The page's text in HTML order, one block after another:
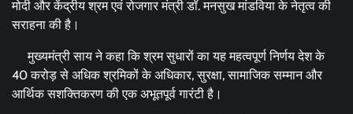
मोदी और केंद्रीय श्रम एवं रोजगार मंत्री डॉ. मनसुख मांडविया के नेतृत्व की
सराहना की है।
मुख्यमंत्री साय ने कहा कि श्रम सुधारों का यह महत्वपूर्ण निर्णय देश के
40 करोड़ से अधिक श्रमिकों के अधिकार, सुरक्षा, सामाजिक सम्मान और
आर्थिक सशक्तिकरण की एक अभूतपूर्व गारंटी है।